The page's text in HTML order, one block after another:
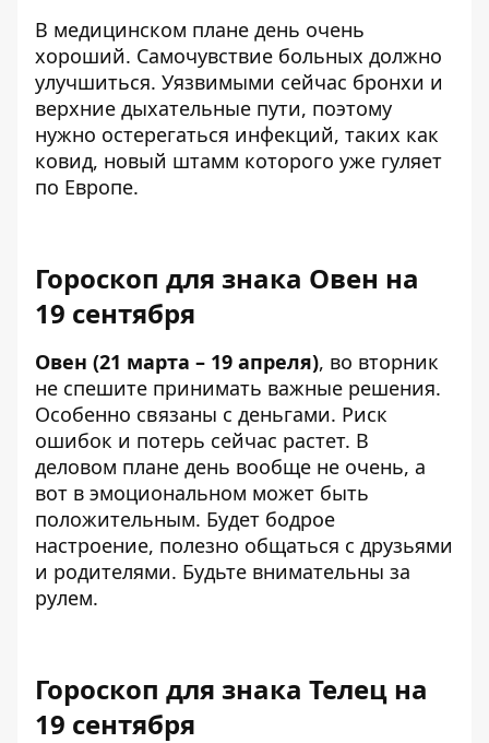
В медицинском плане день очень
хороший. Самочувствие больных должно
улучшиться. Уязвимыми сейчас бронхи и
верхние дыхательные пути, поэтому
нужно остерегаться инфекций, таких как
ковид, новый штамм которого уже гуляет
по Европе.
Гороскоп для знака Овен на
19 сентября
Овен (21 марта – 19 апреля), во вторник
не спешите принимать важные решения.
Особенно связаны с деньгами. Риск
ошибок и потерь сейчас растет. В
деловом плане день вообще не очень, а
вот в эмоциональном может быть
положительным. Будет бодрое
настроение, полезно общаться с друзьями
и родителями. Будьте внимательны за
рулем.
Гороскоп для знака Телец на
19 сентября